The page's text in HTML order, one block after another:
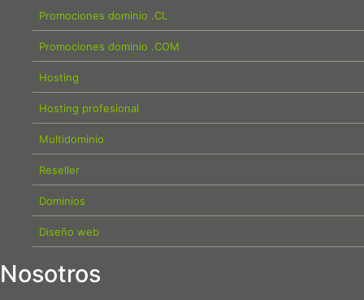
Promociones dominio .CL
Promociones dominio .COM
Hosting
Hosting profesional
Multidominio
Reseller
Dominios
Diseño web
Nosotros